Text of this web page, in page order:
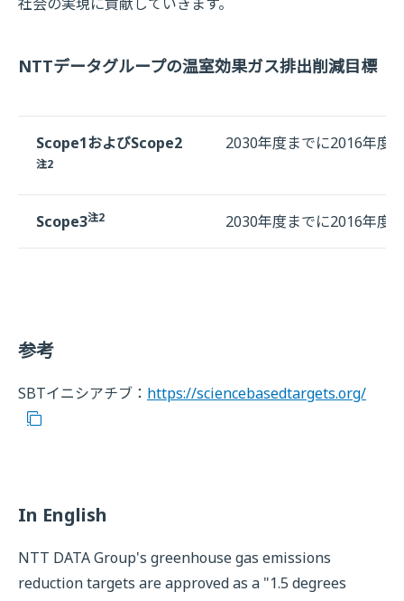
NTTデータグループの温室効果ガス排出削減目標
Scope1およびScope2
注2
2030年度までに2016年度
Scope3注2 2030年度までに2016年度
参考
SBTイニシアチブ： https://sciencebasedtargets.org/
In English
NTT DATA Group's greenhouse gas emissions
reduction targets are approved as a "1.5 degrees